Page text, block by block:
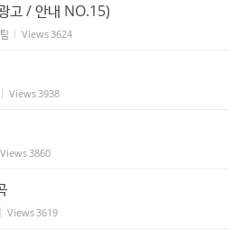
고 / 안내 NO.15)
Views3624
Views3938
Views3860
Views3619